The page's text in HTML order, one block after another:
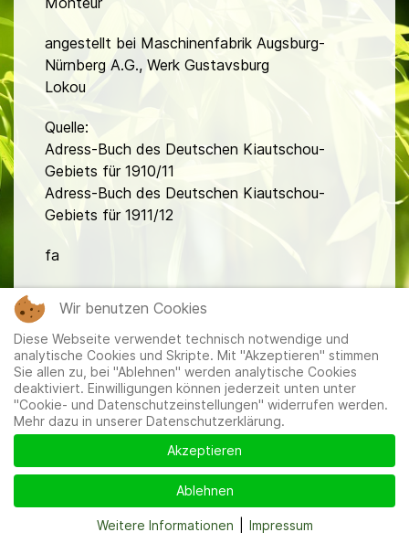
angestellt bei Maschinenfabrik Augsburg-
Nürnberg A.G., Werk Gustavsburg
Lokou
Quelle:
Adress-Buch des Deutschen Kiautschou-
Gebiets für 1910/11
Adress-Buch des Deutschen Kiautschou-
Gebiets für 1911/12
fa
Mitglieder|Impressum|Datenschutzerklärung|Cookie-
und Datenschutzeinstellungen
Wir benutzen Cookies
Diese Webseite verwendet technisch notwendige und
analytische Cookies und Skripte. Mit "Akzeptieren" stimmen
Sie allen zu, bei "Ablehnen" werden analytische Cookies
deaktiviert. Einwilligungen können jederzeit unten unter
"Cookie- und Datenschutzeinstellungen" widerrufen werden.
Mehr dazu in unserer Datenschutzerklärung.
Akzeptieren
Ablehnen
Weitere Informationen Impressum